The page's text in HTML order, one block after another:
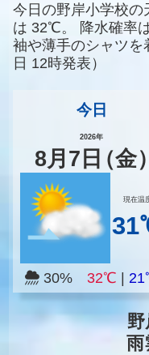
今日の野岸小学校の
は 32℃。 降水確率
袖や薄手のシャツを
日 12時発表）
今日
2026年
8月 7 日（金）
現在温
30% 32℃
野
雨